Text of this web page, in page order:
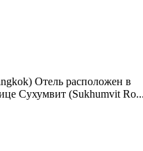
Отель расположен в
Сухумвит (Sukhumvit